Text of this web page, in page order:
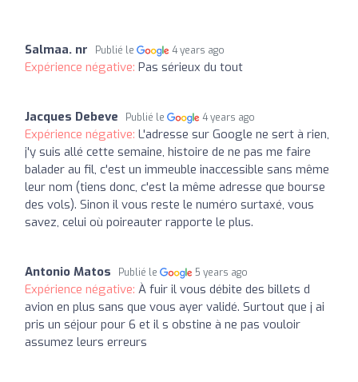
Salmaa. nr Publié le 4 years ago
Expérience négative: Pas sérieux du tout
Jacques Debeve Publié le 4 years ago
Expérience négative: L'adresse sur Google ne sert à rien,
j'y suis allé cette semaine, histoire de ne pas me faire
balader au fil, c'est un immeuble inaccessible sans même
leur nom (tiens donc, c'est la même adresse que bourse
des vols). Sinon il vous reste le numéro surtaxé, vous
savez, celui où poireauter rapporte le plus.
Antonio Matos Publié le 5 years ago
Expérience négative: À fuir il vous débite des billets d
avion en plus sans que vous ayer validé. Surtout que j ai
pris un séjour pour 6 et il s obstine à ne pas vouloir
assumez leurs erreurs